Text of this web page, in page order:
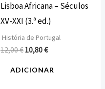
Lisboa Africana – Séculos
XV-XXI (3.ª ed.)
História de Portugal
12,00€ 10,80€
ADICIONAR